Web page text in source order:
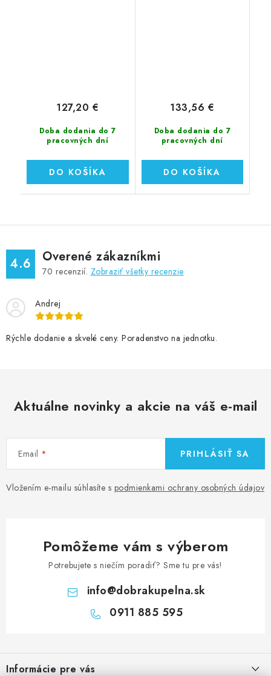
Doba dodania do 7
pracovných dní
127,20 €
DO KOŠÍKA
Doba dodania do 7
pracovných dní
133,56 €
DO KOŠÍKA
4.6 Overené zákazníkmi
70 recenzií. Zobraziť všetky recenzie
Andrej
Rýchle dodanie a skvelé ceny. Poradenstvo na jednotku.
Aktuálne novinky a akcie na váš e-mail
Email
Vložením e-mailu súhlasíte s podmienkami ochrany osobných údajov
PRIHLÁSIŤ SA
Pomôžeme vám s výberom
Potrebujete s niečím poradiť? Sme tu pre vás!
info@dobrakupelna.sk
0911 885 595
Informácie pre vás